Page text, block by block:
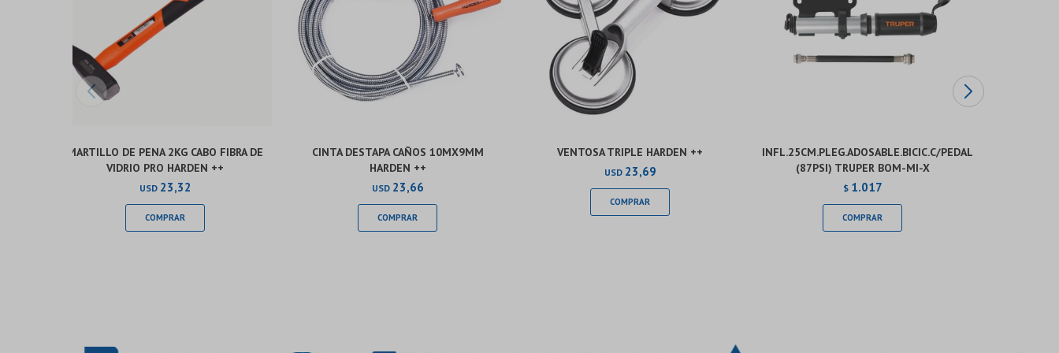
MARTILLO DE PENA 2KG CABO FIBRA DE
VIDRIO PRO HARDEN ++
USD 23,32
CINTA DESTAPA CAÑOS 10MX9MM
HARDEN ++
USD 23,66
VENTOSA TRIPLE HARDEN ++
USD 23,69
INFL.25CM.PLEG.ADOSABLE.BICIC.C/PEDAL
(87PSI) TRUPER BOM-MI-X
$ 1.017